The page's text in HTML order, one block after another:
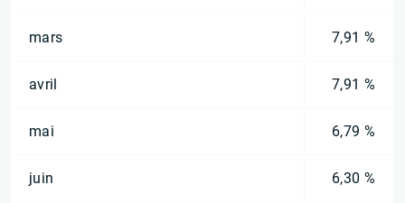
mars 7,91 %
avril 7,91 %
mai 6,79 %
juin 6,30 %